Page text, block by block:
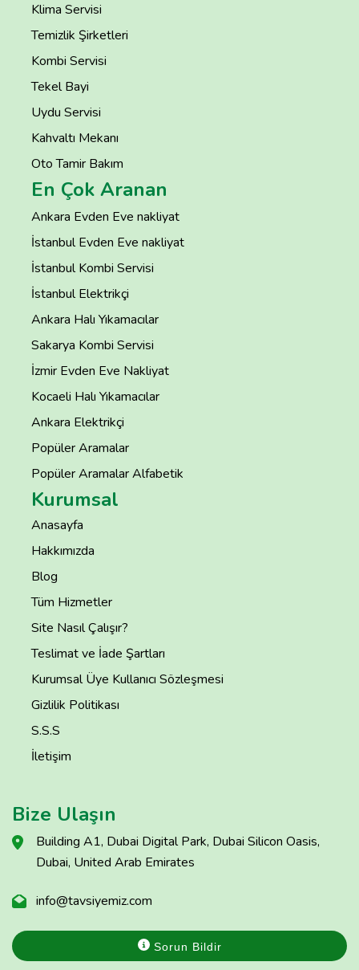
Klima Servisi
Temizlik Şirketleri
Kombi Servisi
Tekel Bayi
Uydu Servisi
Kahvaltı Mekanı
Oto Tamir Bakım
En Çok Aranan
Ankara Evden Eve nakliyat
İstanbul Evden Eve nakliyat
İstanbul Kombi Servisi
İstanbul Elektrikçi
Ankara Halı Yıkamacılar
Sakarya Kombi Servisi
İzmir Evden Eve Nakliyat
Kocaeli Halı Yıkamacılar
Ankara Elektrikçi
Popüler Aramalar
Popüler Aramalar Alfabetik
Kurumsal
Anasayfa
Hakkımızda
Blog
Tüm Hizmetler
Site Nasıl Çalışır?
Teslimat ve İade Şartları
Kurumsal Üye Kullanıcı Sözleşmesi
Gizlilik Politikası
S.S.S
İletişim
Bize Ulaşın
Building A1, Dubai Digital Park, Dubai Silicon Oasis,
Dubai, United Arab Emirates
info@tavsiyemiz.com
Sorun Bildir